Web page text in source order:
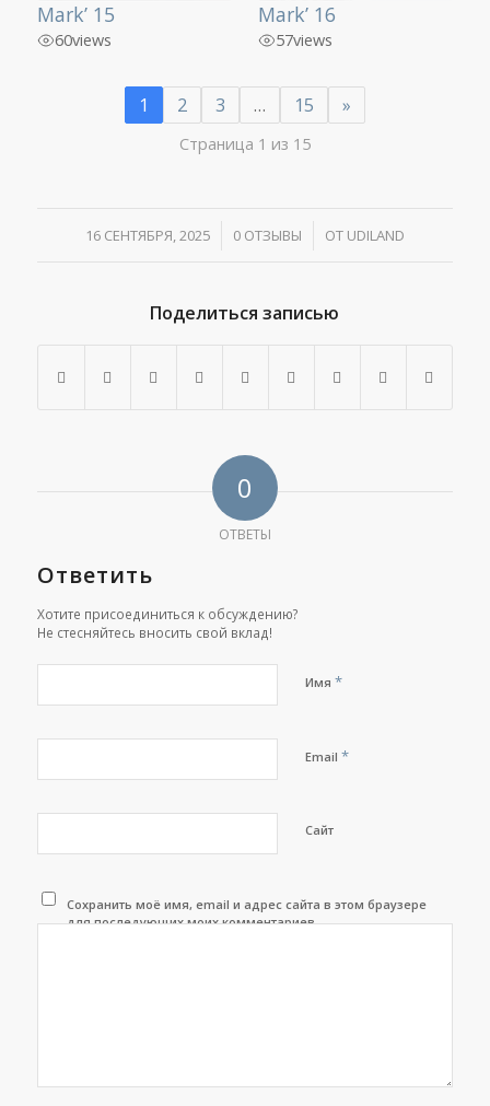
Mark’ 15
60views
Mark’ 16
57views
1 2 3 … 15 »
Страница 1 из 15
16 СЕНТЯБРЯ, 2025
/ 0 ОТЗЫВЫ
/ ОТ UDILAND
Поделиться записью
0
ОТВЕТЫ
Ответить
Хотите присоединиться к обсуждению?
Не стесняйтесь вносить свой вклад!
Имя *
Email *
Сайт
Сохранить моё имя, email и адрес сайта в этом браузере
для последующих моих комментариев.